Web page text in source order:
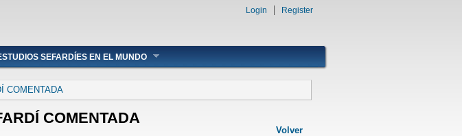
Login Register
SEFARDÍES EN EL MUNDO
COMENTADA
COMENTADA
Volver